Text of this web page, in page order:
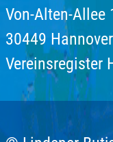
Von-Alten-Allee
30449 Hannover
Vereinsregister